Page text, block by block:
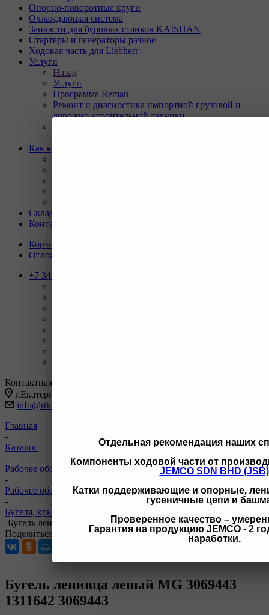
Отдельная рекомендация наших
Компоненты ходовой части от
JEMCO SDN BHD (JSB)
Катки поддерживающие и опорные,
гусеничные цепи и
Проверенное качество –
Гарантия на продукцию JEMCO - 2
наработки.
Опорно-поворотные круги
Охлаждающая система
Запчасти для буровых станков KAISHAN
Стартеры и генераторы разное
Ходовая часть для Liebherr
Услуги
Назад
Услуги
Программа Reman
Ремонт и диагностика импортной грузовой и
дорожно-строительной техники.
Как купить
Склады
Контакты
Корзина
Отложенные
+7 343 247-83-62
Контактная информация
г.Екатеринбург, ул Черняховского 86 корп 9/3
info@rtk-parts.ru
Главная
-
Каталог
-
Рабочее оборудование
-
Рабочее оборудование для CAT
-
Бугеля, крышки, шары отвала для CAT
-Бугель ленивца левый MG 3069443 1311642 3069443
Поделиться
Бугель ленивца левый MG 3069443
1311642 3069443